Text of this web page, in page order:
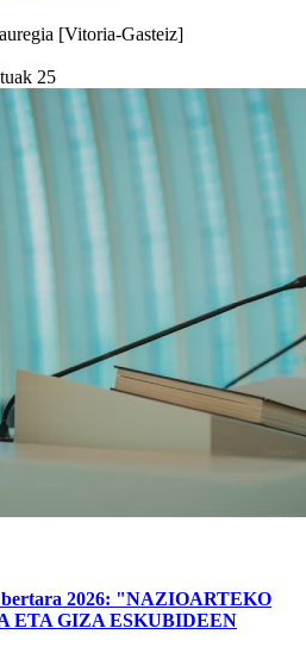
[Vitoria-Gasteiz]
25
2026: "NAZIOARTEKO
ETA GIZA ESKUBIDEEN